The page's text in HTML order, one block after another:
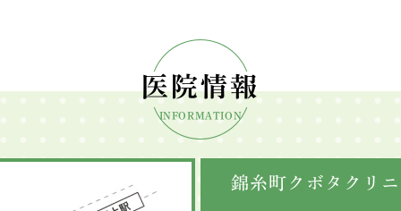
医院情報
INFORMATION
錦糸町クボタクリ